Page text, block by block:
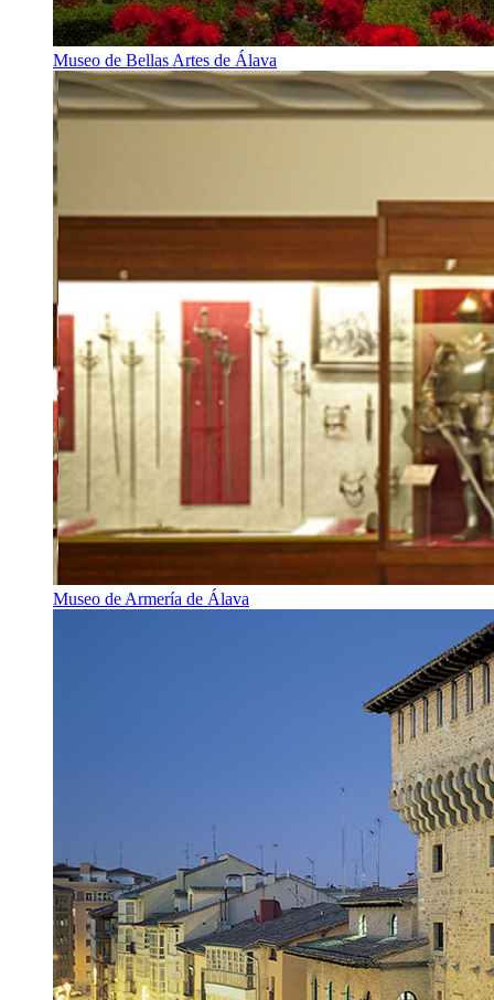
Museo de Bellas Artes de Álava
Museo de Armería de Álava